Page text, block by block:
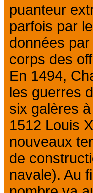
puanteur
parfois par
données
corps des
En 1494,
les guerres
six galères
1512 Louis
nouveaux
de
navale). Au